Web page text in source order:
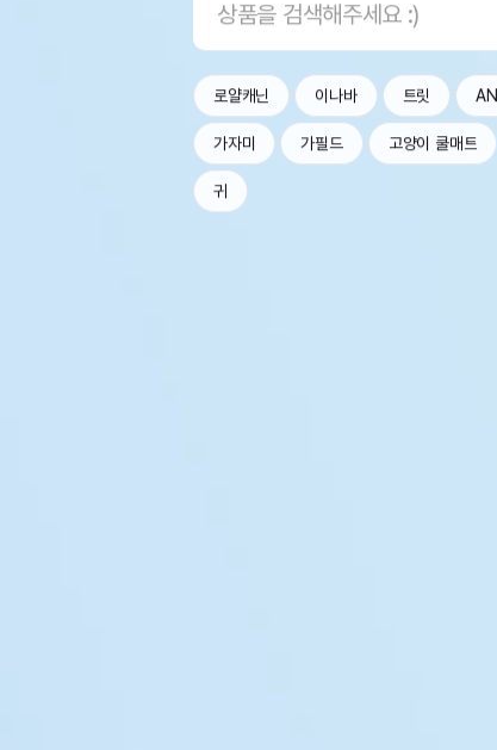
로얄캐닌 이나바 트릿
가자미 가필드 고양이 쿨매트
귀